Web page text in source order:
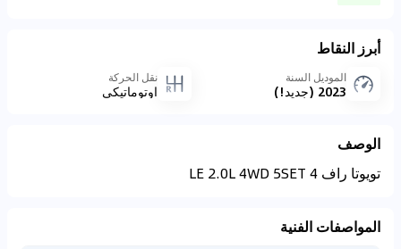
أبرز النقاط
الموديل السنة
2023 (جديد!)
نقل الحركة
اوتوماتيكي
الوصف
تويوتا راف 4 LE 2.0L 4WD 5SET
المواصفات الفنية